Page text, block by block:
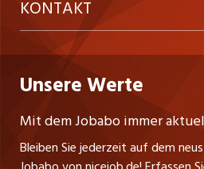
Freelance Jobs
Praktika
Lehrstellen
Personalvermittler
Datenschutzerklärung
Nutzungsbedingungen
Impressum
ostjob.ch
westjob.at
jobzüri.ch
jobmittelland.ch
jobbern.ch
KONTAKT
Niederlassung
Fa. nicejob.de
PR Medien GmbH
Lindauer Straße 16
D-88239 Wangen
Unsere Werte
Mit dem Jobabo immer
Bleiben Sie jederzeit auf dem